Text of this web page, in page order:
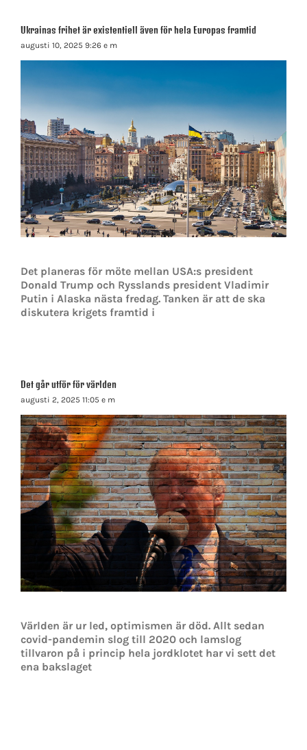
Ukrainas frihet är existentiell även för hela Europas framtid
augusti 10, 2025 9:26 e m
Det planeras för möte mellan USA:s president
Donald Trump och Rysslands president Vladimir
Putin i Alaska nästa fredag. Tanken är att de ska
diskutera krigets framtid i
Det går utför för världen
augusti 2, 2025 11:05 e m
Världen är ur led, optimismen är död. Allt sedan
covid-pandemin slog till 2020 och lamslog
tillvaron på i princip hela jordklotet har vi sett det
ena bakslaget